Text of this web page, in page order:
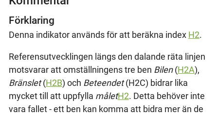
Förklaring
Denna indikator används för att beräkna index H2.
Referensutvecklingen längs den dalande räta linjen
motsvarar att omställningens tre ben Bilen(H2A),
Bränslet(H2B) och Beteendet(H2C) bidrar lika
mycket till att uppfylla måletH2. Detta behöver inte
vara fallet - ett ben kan komma att bidra mer än de